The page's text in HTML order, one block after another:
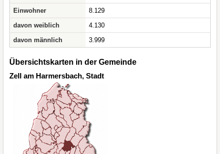
Einwohner
8.129
davon weiblich
4.130
davon männlich
3.999
Übersichtskarten in der Gemeinde
Zell am Harmersbach, Stadt